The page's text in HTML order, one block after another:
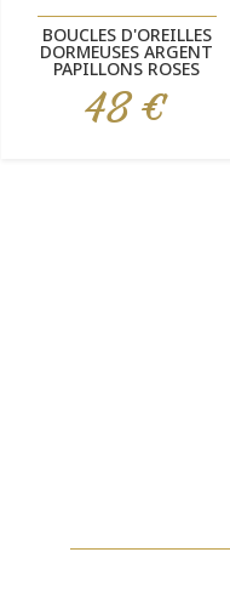
Aperçu rapide
BOUCLES D'OREILLES
DORMEUSES ARGENT
PAPILLONS ROSES
Prix
48 €